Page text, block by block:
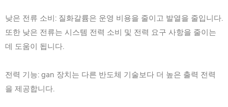
낮은 전류 소비: 질화갈륨은 운영 비용을 줄이고 발열을 줄입니다.
또한 낮은 전류는 시스템 전력 소비 및 전력 요구 사항을 줄이는
데 도움이 됩니다.
전력 기능: gan 장치는 다른 반도체 기술보다 더 높은 출력 전력
을 제공합니다.